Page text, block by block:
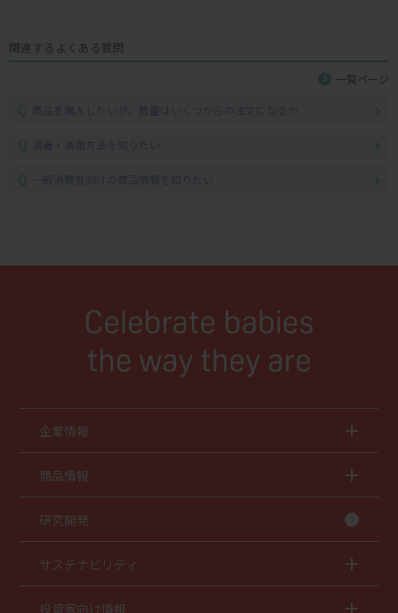
関連するよくある質問
一覧ページ
Q
Q
Q
企業情報
商品情報
研究開発
サステナビリティ
投資家向け情報